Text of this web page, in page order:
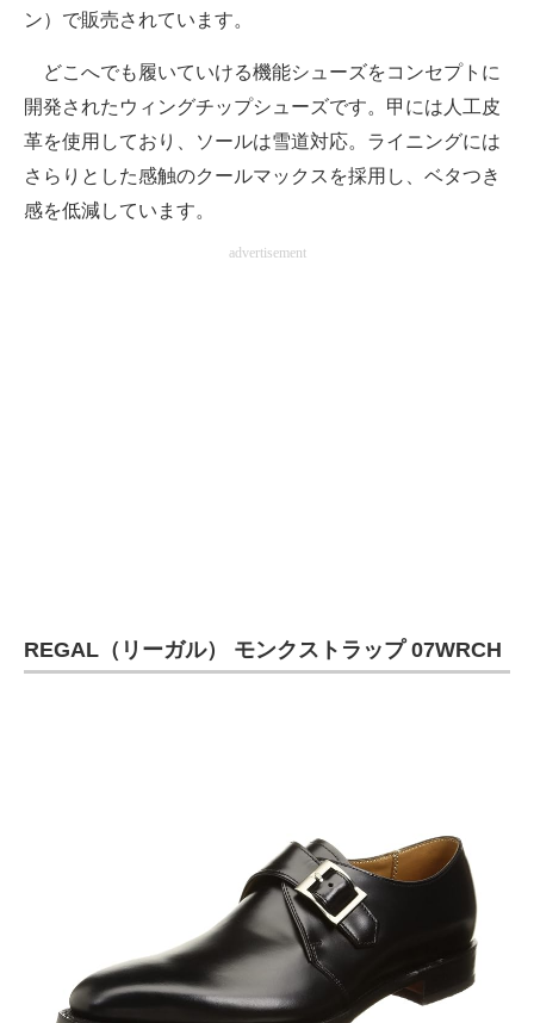
ン）で販売されています。
どこへでも履いていける機能シューズをコンセプトに
開発されたウィングチップシューズです。甲には人工皮
革を使用しており、ソールは雪道対応。ライニングには
さらりとした感触のクールマックスを採用し、ベタつき
感を低減しています。
advertisement
REGAL（リーガル） モンクストラップ 07WRCH